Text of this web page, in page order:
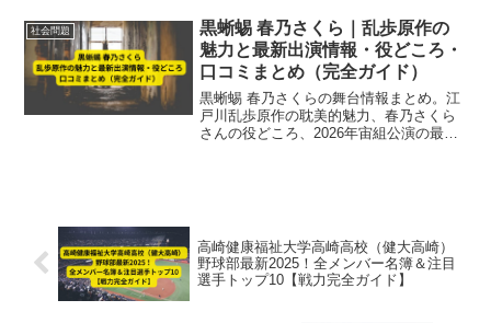
社会問題
黒蜥蜴 春乃さくら｜乱歩原作の
魅力と最新出演情報・役どころ・
口コミまとめ（完全ガイド）
黒蜥蜴 春乃さくらの舞台情報まとめ。江
戸川乱歩原作の耽美的魅力、春乃さくら
さんの役どころ、2026年宙組公演の最新
高崎健康福祉大学高崎高校（健大高崎）
野球部最新2025！全メンバー名簿＆注目
選手トップ10【戦力完全ガイド】